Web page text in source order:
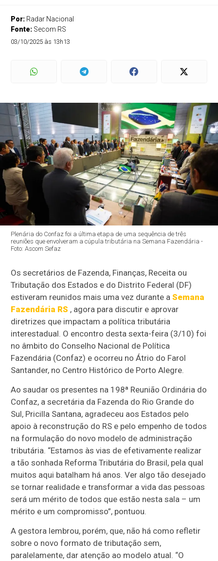
Por: Radar Nacional
Fonte: Secom RS
03/10/2025 às 13h13
Plenária do Confaz foi a última etapa de uma sequência de três
reuniões que envolveram a cúpula tributária na Semana Fazendária -
Foto: Ascom Sefaz
Os secretários de Fazenda, Finanças, Receita ou
Tributação dos Estados e do Distrito Federal (DF)
estiveram reunidos mais uma vez durante a Semana
Fazendária RS , agora para discutir e aprovar
diretrizes que impactam a política tributária
interestadual. O encontro desta sexta-feira (3/10) foi
no âmbito do Conselho Nacional de Política
Fazendária (Confaz) e ocorreu no Átrio do Farol
Santander, no Centro Histórico de Porto Alegre.
Ao saudar os presentes na 198ª Reunião Ordinária do
Confaz, a secretária da Fazenda do Rio Grande do
Sul, Pricilla Santana, agradeceu aos Estados pelo
apoio à reconstrução do RS e pelo empenho de todos
na formulação do novo modelo de administração
tributária. “Estamos às vias de efetivamente realizar
a tão sonhada Reforma Tributária do Brasil, pela qual
muitos aqui batalham há anos. Ver algo tão desejado
se tornar realidade e transformar a vida das pessoas
será um mérito de todos que estão nesta sala – um
mérito e um compromisso”, pontuou.
A gestora lembrou, porém, que, não há como refletir
sobre o novo formato de tributação sem,
paralelamente, dar atenção ao modelo atual. “O